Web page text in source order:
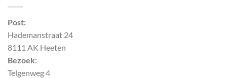
Post:
Hademanstraat 24
8111 AK Heeten
Bezoek:
Telgenweg 4